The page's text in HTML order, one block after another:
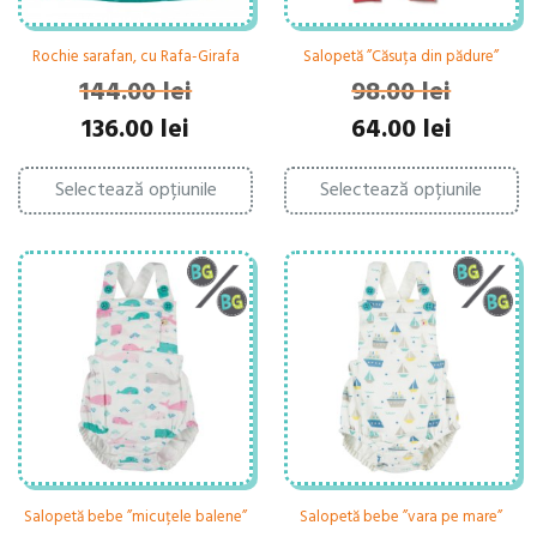
Rochie sarafan, cu Rafa-Girafa
144.00lei
Prețul
inițial
a
fost:
144.00 lei.
136.00 lei
este:
136.00 lei.
Selectează opțiunile
Acest
produs
are
multe
variații.
Opțiunile
pot
fi
alese
în
pagina
produsului.
Salopetă ”Căsuța din pădure”
98.00lei
Prețul
inițial
a
fost:
98.00 lei.
64.00 leiPrețul
curent
este:
64.00 lei.
Selectează opțiunile
fi
în
Salopetă bebe ”micuțele balene” Salopetă bebe ”vara pe mare”